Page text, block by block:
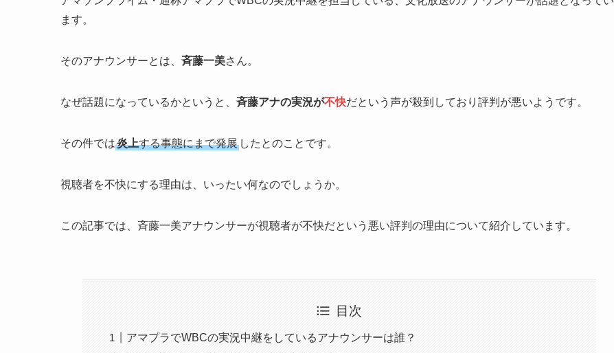
ます。
そのアナウンサーとは、斉藤一美さん。
なぜ話題になっているかというと、斉藤アナの実況が不快だという声が殺到しており評判が悪いようです。
その件では炎上する事態にまで発展 したとのことです。
視聴者を不快にする理由は、いったい何なのでしょうか。
この記事では、斉藤一美アナウンサーが視聴者が不快だという悪い評判の理由について紹介しています。
目次
アマプラでWBCの実況中継をしているアナウンサーは誰？